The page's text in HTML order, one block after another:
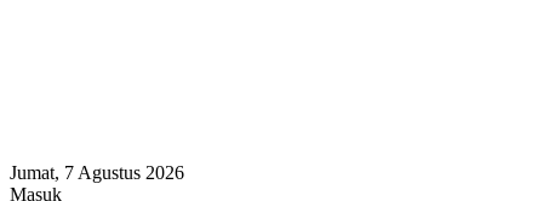
Jumat, 7 Agustus 2026
Masuk